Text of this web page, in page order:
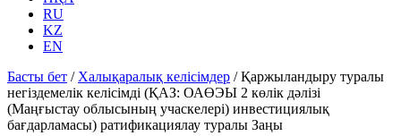
RU
KZ
EN
Басты бет / Халықаралық келісімдер /Қаржыландыру туралы
негіздемелік келісімді (ҚАЗ: ОАӨЭЫ 2 көлік дәлізі
(Маңғыстау облысының учаскелері) инвестициялық
бағдарламасы) ратификациялау туралы Заңы